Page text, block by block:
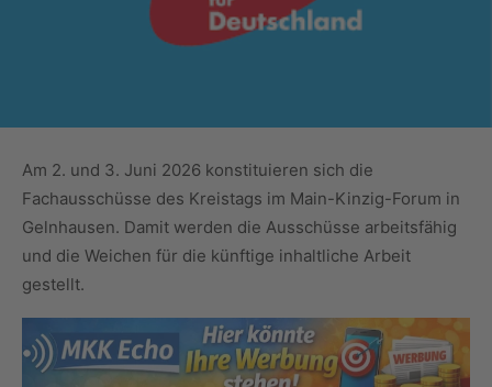
Am 2. und 3. Juni 2026 konstituieren sich die
Fachausschüsse des Kreistags im Main-Kinzig-Forum in
Gelnhausen. Damit werden die Ausschüsse arbeitsfähig
und die Weichen für die künftige inhaltliche Arbeit
gestellt.